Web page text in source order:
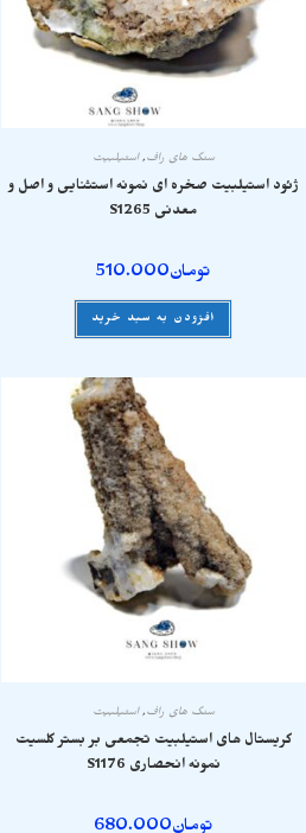
سنگ های راف,استیلبیت
ژئود استیلبیت صخره ای نمونه استثنایی و اصل و
معدنی S1265
تومان510.000
افزودن به سبد خرید
سنگ های راف,استیلبیت
کریستال های استیلبیت تجمعی بر بستر کلسیت
نمونه انحصاری S1176
تومان680.000